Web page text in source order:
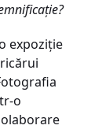
expoziţie
o